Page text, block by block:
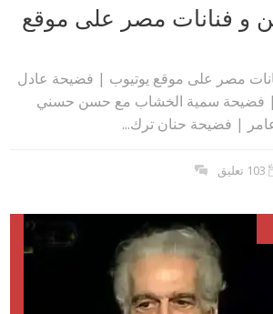
و فنانات مصر على موقع
مصر على موقع يوتيوب | فضيحة عادل
| فضيحة سمية الخشاب مع حسن حسني
| فضيحة حنان ترك...
103 تعليق